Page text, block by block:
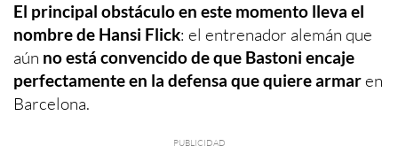
El principal obstáculo en este momento lleva el
nombre de Hansi Flick: el entrenador alemán que
aún no está convencido de que Bastoni encaje
perfectamente en la defensa que quiere armaren
Barcelona.